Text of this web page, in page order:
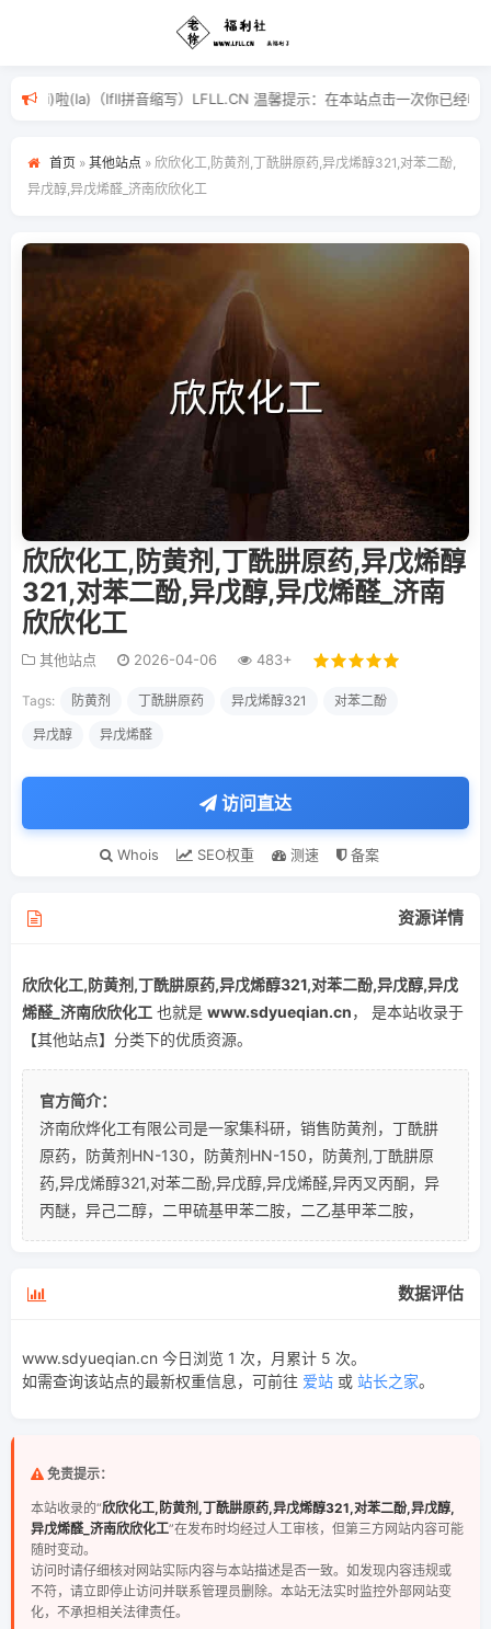
利(li)啦(la)（lfll拼音缩写）LFLL.CN 温馨提示：在本站点击一次你已经收
首页 » 其他站点 » 欣欣化工,防黄剂,丁酰肼原药,异戊烯醇321,对苯二酚,
异戊醇,异戊烯醛_济南欣欣化工
欣欣化工,防黄剂,丁酰肼原药,异戊烯醇
321,对苯二酚,异戊醇,异戊烯醛_济南
欣欣化工
其他站点 2026-04-06 483+
Tags: 防黄剂 丁酰肼原药 异戊烯醇321 对苯二酚
异戊醇 异戊烯醛
访问直达
Whois SEO权重 测速 备案
资源详情
欣欣化工,防黄剂,丁酰肼原药,异戊烯醇321,对苯二酚,异戊醇,异戊
烯醛_济南欣欣化工 也就是 www.sdyueqian.cn， 是本站收录于
【其他站点】分类下的优质资源。
官方简介：
济南欣烨化工有限公司是一家集科研，销售防黄剂，丁酰肼
原药，防黄剂HN-130，防黄剂HN-150，防黄剂,丁酰肼原
药,异戊烯醇321,对苯二酚,异戊醇,异戊烯醛,异丙叉丙酮，异
丙醚，异己二醇，二甲硫基甲苯二胺，二乙基甲苯二胺，
数据评估
www.sdyueqian.cn 今日浏览 1 次，月累计 5 次。
如需查询该站点的最新权重信息，可前往 爱站 或 站长之家。
免责提示：
本站收录的“欣欣化工,防黄剂,丁酰肼原药,异戊烯醇321,对苯二酚,异戊醇,
异戊烯醛_济南欣欣化工”在发布时均经过人工审核，但第三方网站内容可能
随时变动。
访问时请仔细核对网站实际内容与本站描述是否一致。如发现内容违规或
不符，请立即停止访问并联系管理员删除。本站无法实时监控外部网站变
化，不承担相关法律责任。